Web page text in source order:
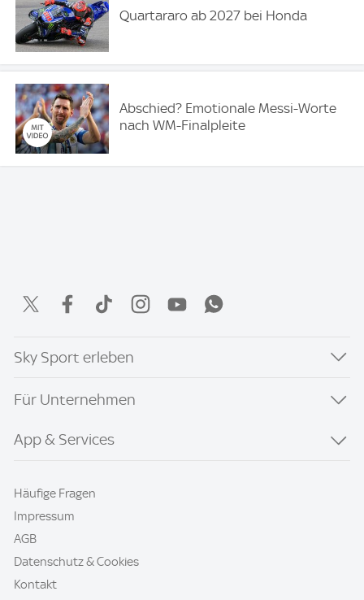
Quartararo ab 2027 bei Honda
Abschied? Emotionale Messi-Worte
nach WM-Finalpleite
Sky Sport erleben
Für Unternehmen
App & Services
Häufige Fragen
Impressum
AGB
Datenschutz & Cookies
Kontakt